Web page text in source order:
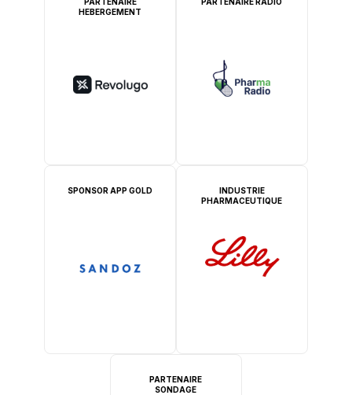
HEBERGEMENT
SPONSOR APP GOLD
INDUSTRIE
PHARMACEUTIQUE
PARTENAIRE
SONDAGE